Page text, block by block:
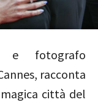
e fotografo
racconta
città del